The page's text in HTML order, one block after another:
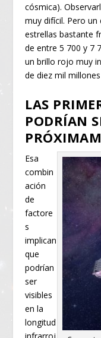
cósmica).
muy difícil. Pero
estrellas bastante
de entre 5 700 y 7
un brillo rojo muy
de diez mil
LAS
PODRÍAN
Esa
combin
ación
de
factore
s
implican
que
podrían
ser
visibles
en la
longitud